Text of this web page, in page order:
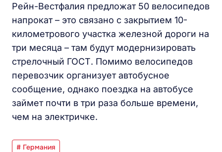
Рейн-Вестфалия предложат 50 велосипедов
напрокат – это связано с закрытием 10-
километрового участка железной дороги на
три месяца – там будут модернизировать
стрелочный ГОСТ. Помимо велосипедов
перевозчик организует автобусное
сообщение, однако поездка на автобусе
займет почти в три раза больше времени,
чем на электричке.
# Германия